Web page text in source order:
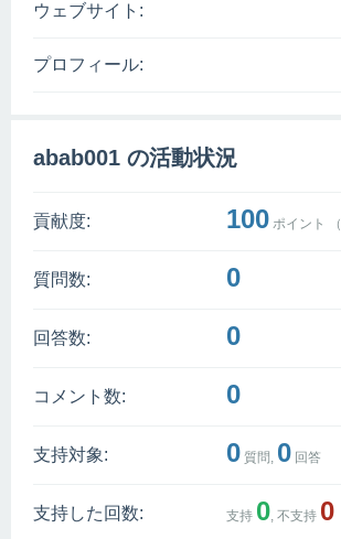
ウェブサイト:
プロフィール:
abab001 の活動状況
貢献度: 100 ポイント （
質問数: 0
回答数: 0
コメント数: 0
支持対象: 0 質問, 0 回答
支持した回数: 支持 0, 不支持 0